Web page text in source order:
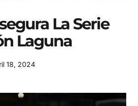
La Serie
Laguna
18, 2024